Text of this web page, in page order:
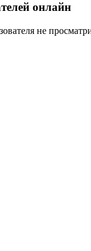
онлайн
не